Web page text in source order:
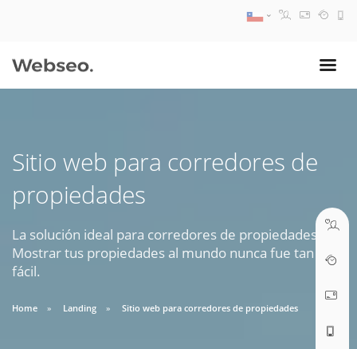
Sitio web para corredores de
propiedades
La solución ideal para corredores de propiedades.
Mostrar tus propiedades al mundo nunca fue tan
fácil.
Home Landing Sitio web para corredores de propiedades
09:30 AM A 18:30 PM
soporte@webseo.cl